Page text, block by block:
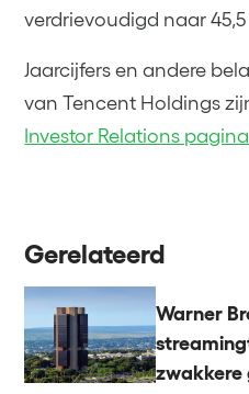
verdrievoudigd naar
Jaarcijfers en andere
van Tencent Holdings
Investor Relations
Gerelateerd
Warner
zwakkere